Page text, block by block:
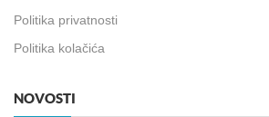
Politika privatnosti
Politika kolačića
NOVOSTI